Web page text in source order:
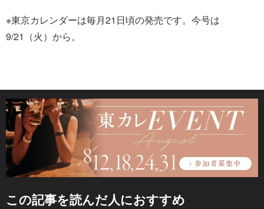
※東京カレンダーは毎月21日頃の発売です。今号は
9/21（火）から。
この記事を読んだ人におすすめ